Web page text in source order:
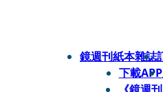
鏡週刊紙本雜誌
下載APP